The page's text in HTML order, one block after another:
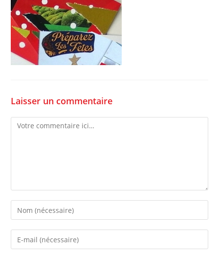
Laisser un commentaire